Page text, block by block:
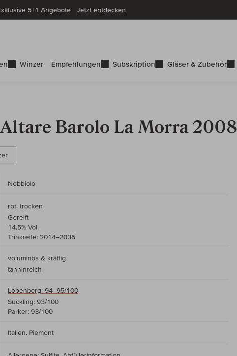
5+1 Angebote Jetzt entdecken
Winzer Empfehlungen Subskription Gläser & Zubehör
Barolo La Morra 2008
Nebbiolo
rot, trocken
Gereift
14,5% Vol.
Trinkreife: 2014–2035
voluminös & kräftig
tanninreich
Lobenberg: 94–95/100
Suckling: 93/100
Parker: 93/100
Italien, Piemont